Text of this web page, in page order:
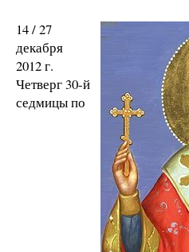
14 / 27
декабря
2012 г.
Четверг 30-й
седмицы по